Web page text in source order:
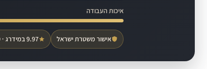
איכות העבודה
אישור משטרת ישראל 9.97 במידרג · 1,099 חוות דעת